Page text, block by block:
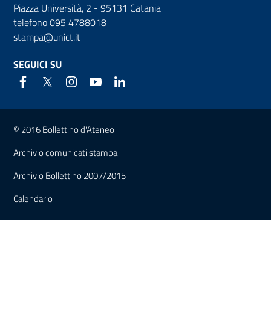
Piazza Università, 2 - 95131 Catania
telefono 095 4788018
stampa@unict.it
SEGUICI SU
Link e informazioni utili
© 2016 Bollettino d'Ateneo
Archivio comunicati stampa
Archivio Bollettino 2007/2015
Calendario